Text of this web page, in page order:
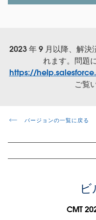
2023 年 9 月以降、解決
れます。問題
https://
ご覧
バージョンの一覧に戻る
CMT